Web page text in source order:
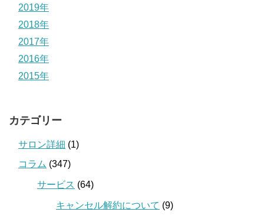
2019年
2018年
2017年
2016年
2015年
カテゴリー
サロン詳細 (1)
コラム (347)
サービス (64)
キャンセル解約について (9)